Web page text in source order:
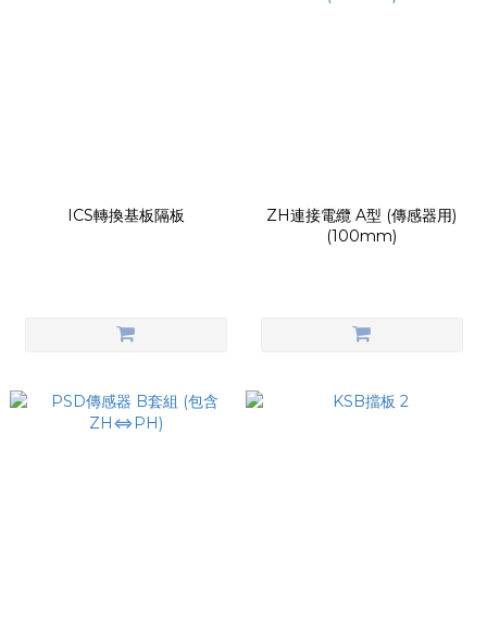
ICS轉換基板隔板
ZH連接電纜 A型 (傳感器用)
(100mm)